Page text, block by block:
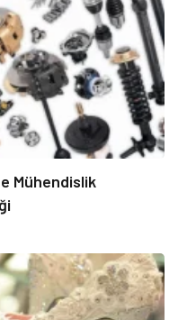
Mühendislik